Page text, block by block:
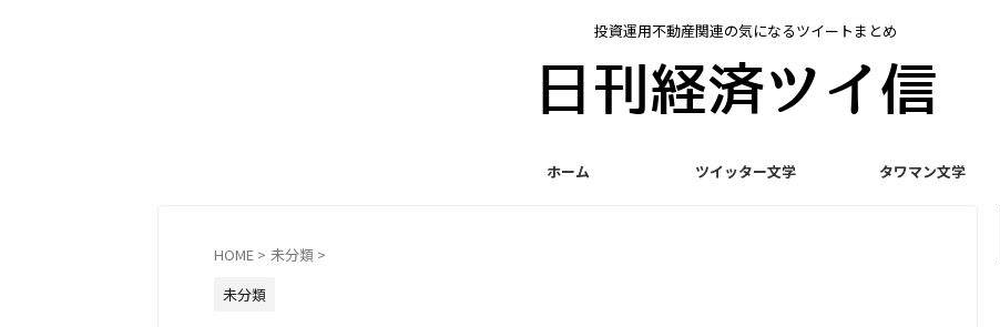
投資運用不動産関連の気になるツイートまとめ
ホーム ツイッター文学 タワマン文学
HOME > 未分類 >
未分類